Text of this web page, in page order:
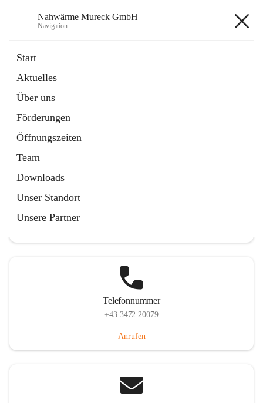
Nahwärme Mureck GmbH
Navigation
Start
Aktuelles
Über uns
Förderungen
Öffnungszeiten
Team
Downloads
Unser Standort
Unsere Partner
Artikel
in
Tab
Telefonnummer
+43 3472 20079
Anrufen